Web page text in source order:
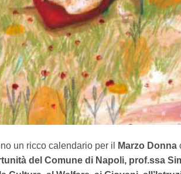
un ricco calendario per il Marzo Donna
del Comune di Napoli, prof.ssa